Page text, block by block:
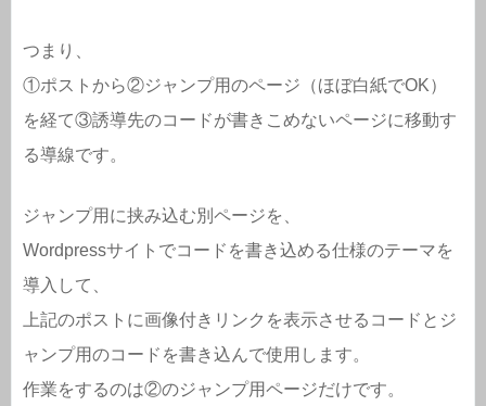
つまり、
①ポストから②ジャンプ用のページ（ほぼ白紙でOK）
を経て③誘導先のコードが書きこめないページに移動す
る導線です。
ジャンプ用に挟み込む別ページを、
Wordpressサイトでコードを書き込める仕様のテーマを
導入して、
上記のポストに画像付きリンクを表示させるコードとジ
ャンプ用のコードを書き込んで使用します。
作業をするのは②のジャンプ用ページだけです。